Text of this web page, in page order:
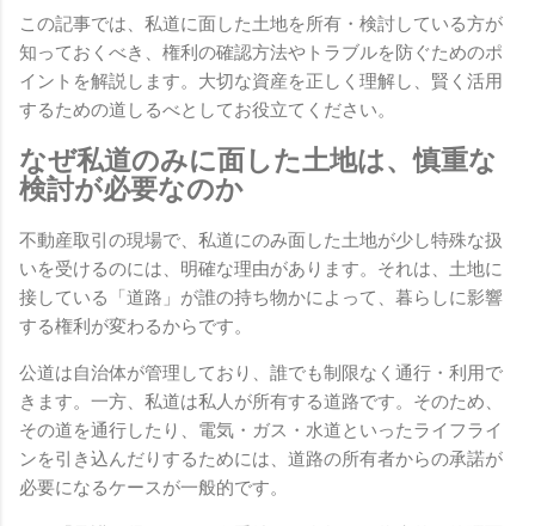
この記事では、私道に面した土地を所有・検討している方が
知っておくべき、権利の確認方法やトラブルを防ぐためのポ
イントを解説します。大切な資産を正しく理解し、賢く活用
するための道しるべとしてお役立てください。
なぜ私道のみに面した土地は、慎重な
検討が必要なのか
不動産取引の現場で、私道にのみ面した土地が少し特殊な扱
いを受けるのには、明確な理由があります。それは、土地に
接している「道路」が誰の持ち物かによって、暮らしに影響
する権利が変わるからです。
公道は自治体が管理しており、誰でも制限なく通行・利用で
きます。一方、私道は私人が所有する道路です。そのため、
その道を通行したり、電気・ガス・水道といったライフライ
ンを引き込んだりするためには、道路の所有者からの承諾が
必要になるケースが一般的です。